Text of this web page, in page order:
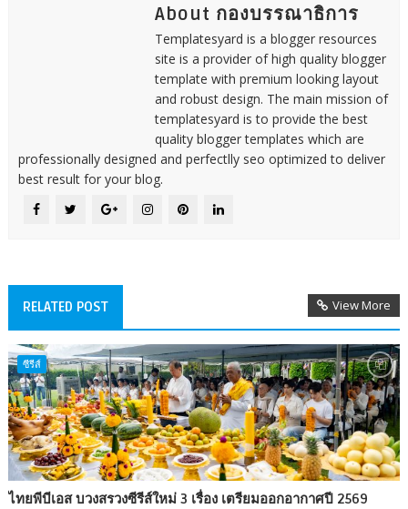
About กองบรรณาธิการ
Templatesyard is a blogger resources
site is a provider of high quality blogger
template with premium looking layout
and robust design. The main mission of
templatesyard is to provide the best
quality blogger templates which are
professionally designed and perfectlly seo optimized to deliver
best result for your blog.
RELATED POST View More
ซีรีส์
ไทยพีบีเอส บวงสรวงซีรีส์ใหม่ 3 เรื่อง เตรียมออกอากาศปี 2569